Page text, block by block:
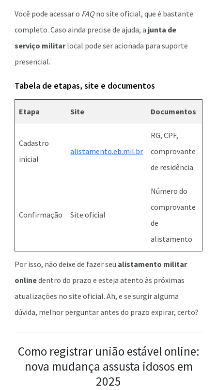
Você pode acessar o FAQno site oficial, que é bastante
completo. Caso ainda precise de ajuda, a junta de
serviço militarlocal pode ser acionada para suporte
presencial.
Tabela de etapas, site e documentos
Etapa Site Documentos
Cadastro
inicial
alistamento.eb.mil.br
RG, CPF,
comprovante
de residência
Confirmação Site oficial
Número do
comprovante
de
alistamento
Por isso, não deixe de fazer seu alistamento militar
onlinedentro do prazo e esteja atento às próximas
atualizações no site oficial. Ah, e se surgir alguma
dúvida, melhor perguntar antes do prazo expirar, certo?
Como registrar união estável online:
nova mudança assusta idosos em
2025